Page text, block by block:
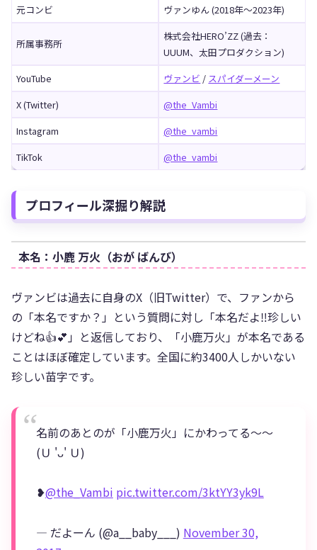
元コンビ
ヴァンゆん (2018年〜2023年)
所属事務所
株式会社HERO’ZZ (過去：
UUUM、太田プロダクション)
YouTube
ヴァンビ / スパイダーメーン
X (Twitter)
@the_Vambi
Instagram
@the_vambi
TikTok
@the_vambi
プロフィール深掘り解説
本名：小鹿 万火（おが ばんび）
ヴァンビは過去に自身のX（旧Twitter）で、ファンから
の「本名ですか？」という質問に対し「本名だよ‼️珍しい
けどね👍💕」と返信しており、「小鹿万火」が本名である
ことはほぼ確定しています。全国に約3400人しかいない
珍しい苗字です。
名前のあとのが「小鹿万火」にかわってる〜〜
(Ｕ 'ᴗ' Ｕ)
❥@the_Vambi pic.twitter.com/3ktYY3yk9L
— だよーん (@a__baby___) November 30,